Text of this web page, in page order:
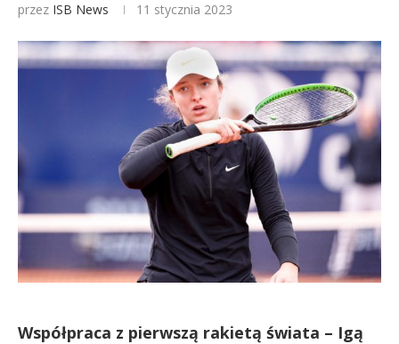
przez ISB News 11 stycznia 2023
Współpraca z pierwszą rakietą świata – Igą